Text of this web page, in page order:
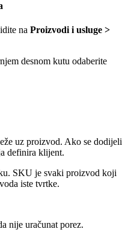
na Proizvodi i usluge >
desnom kutu odaberite
uz proizvod. Ako se dodijeli
definira klijent.
SKU je svaki proizvod koji
iste tvrtke.
nije uračunat porez.